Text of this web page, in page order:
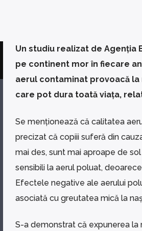
Un studiu realizat de Agenția
pe continent mor în fiecare
aerul contaminat provoacă
care pot dura toată viața,
Se menționează că calitatea
precizat că copiii suferă din
mai des, sunt mai aproape de
sensibili la aerul poluat,
Efectele negative ale aerului
asociată cu greutatea mică la
S-a demonstrat că expunerea